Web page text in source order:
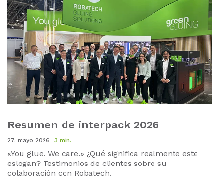
Resumen de interpack 2026
27. mayo 2026 3 min.
«You glue. We care.» ¿Qué significa realmente este
eslogan? Testimonios de clientes sobre su
colaboración con Robatech.